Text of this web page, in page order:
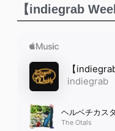
【indiegrab